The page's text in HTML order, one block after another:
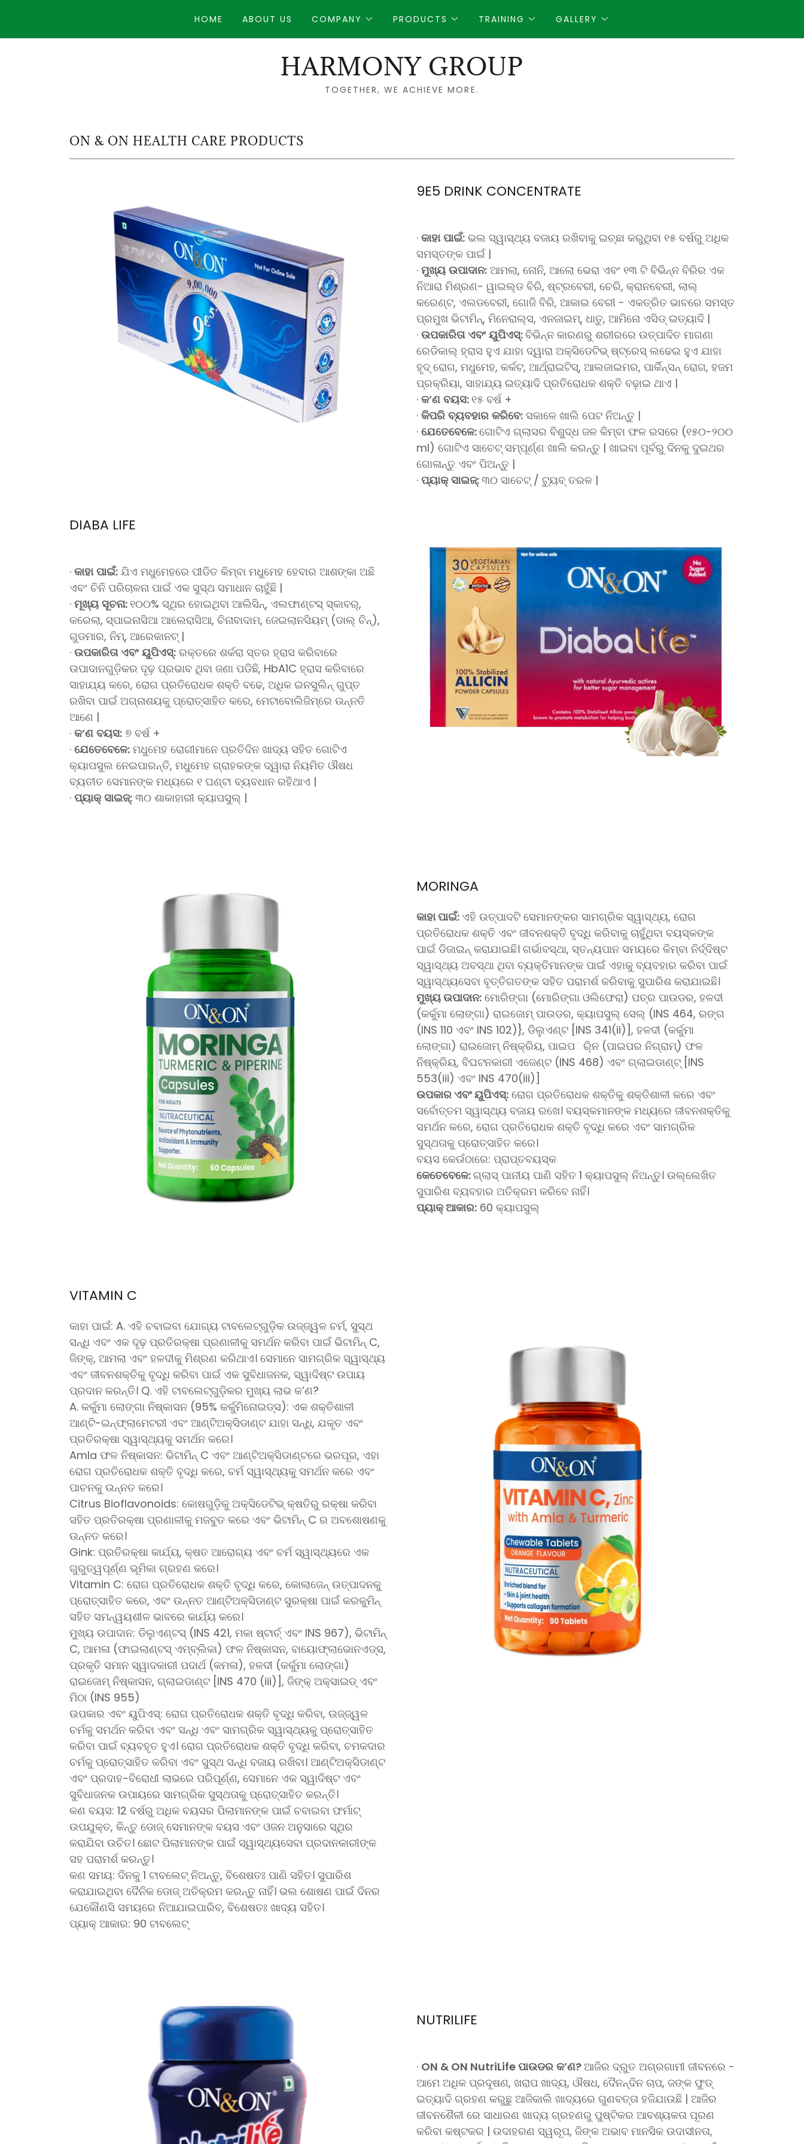
HOME ABOUT US COMPANY PRODUCTS TRAINING GALLERY
HARMONY GROUP
TOGETHER, WE ACHIEVE MORE.
ON & ON HEALTH CARE PRODUCTS
9E5 DRINK CONCENTRATE
· କାହା ପାଇଁ: ଭଲ ସ୍ୱାସ୍ଥ୍ୟ ବଜାୟ ରଖିବାକୁ ଇଚ୍ଛା କରୁଥିବା ୧୫ ବର୍ଷରୁ ଅଧିକ
ସମସ୍ତଙ୍କ ପାଇଁ |
· ମୁଖ୍ୟ ଉପାଦାନ: ଆମଲା, ନୋନି, ଆଲୋ ଭେରା ଏବଂ ୧୩ ଟି ବିଭିନ୍ନ ବିରିର ଏକ
ନିଆରା ମିଶ୍ରଣ- ୱାଇଲ୍ଡ ବିରି, ଷ୍ଟ୍ରବେରୀ, ଚେରି, କ୍ରାନବେରୀ, ଲାଲ୍
କରେଣ୍ଟ, ଏଲଡବେରୀ, ଗୋଜି ବିରି, ଆକାଇ ବେରୀ - ଏକତ୍ରିତ ଭାବରେ ସମସ୍ତ
ପ୍ରମୁଖ ଭିଟାମିନ୍, ମିନେରାଲ୍ସ, ଏନଜାଇମ୍, ଧାତୁ, ଆମିନୋ ଏସିଡ୍ ଇତ୍ୟାଦି |
· ଉପକାରିତା ଏବଂ ୟୁପିଏସ୍:ବିଭିନ୍ନ କାରଣରୁ ଶରୀରରେ ଉତ୍ପାଦିତ ମାଗଣା
ରେଡିକାଲ୍ ହ୍ରାସ ହୁଏ ଯାହା ଦ୍ୱାରା ଅକ୍ସିଡେଟିଭ୍ ଷ୍ଟ୍ରେସ୍ ଲଢେଇ ହୁଏ ଯାହା
ହୃଦ୍ ରୋଗ, ମଧୁମେହ, କର୍କଟ, ଆର୍ଥ୍ରାଇଟିସ୍, ଆଲଜାଇମର, ପାର୍କିନ୍ସନ୍ ରୋଗ, ହଜମ
ପ୍ରକ୍ରିୟା, ସାହାଯ୍ୟ ଇତ୍ୟାଦି ପ୍ରତିରୋଧକ ଶକ୍ତି ବଢ଼ାଇ ଥାଏ |
· କ’ଣ ବୟସ: ୧୫ ବର୍ଷ +
· କିପରି ବ୍ୟବହାର କରିବେ: ସକାଳେ ଖାଲି ପେଟ ନିଅନ୍ତୁ |
· ଯେତେବେଳେ:ଗୋଟିଏ ଗ୍ଲାସର ବିଶୁଦ୍ଧ ଜଳ କିମ୍ବା ଫଳ ରସରେ (୧୫୦-୨୦୦
ml) ଗୋଟିଏ ସାଚେଟ୍ ସମ୍ପୂର୍ଣ୍ଣ ଖାଲି କରନ୍ତୁ | ଖାଇବା ପୂର୍ବରୁ ଦିନକୁ ଦୁଇଥର
ଗୋଳାନ୍ତୁ ଏବଂ ପିଅନ୍ତୁ |
· ପ୍ୟାକ୍ ସାଇଜ୍:୩୦ ସାଚେଟ୍ / ଟ୍ୟୁବ୍ ତରଳ |
DIABA LIFE
· କାହା ପାଇଁ: ଯିଏ ମଧୁମେହରେ ପୀଡିତ କିମ୍ବା ମଧୁମେହ ହେବାର ଆଶଙ୍କା ଅଛି
ଏବଂ ଚିନି ପରିଚାଳନା ପାଇଁ ଏକ ସୁସ୍ଥ ସମାଧାନ ଚାହୁଁଛି |
· ମୂଖ୍ୟ ସୂଚନା: ୧୦୦% ସ୍ଥିର ହୋଇଥିବା ଆଲିସିନ୍, ଏଲଫାଣ୍ଟସ୍ ସ୍କାବର୍,
କରେଲା, ସ୍ପାଇନାସିଆ ଆଲେରାସିଆ, ଚିନାବାଦାମ, ଜେଇଲାନସିୟମ୍ (ଡାଲ୍ ଚିନ୍),
ଗୁଡମାର, ନିମ୍, ଆରେକାନଟ୍ |
· ଉପକାରିତା ଏବଂ ୟୁପିଏସ୍: ରକ୍ତରେ ଶର୍କରା ସ୍ତର ହ୍ରାସ କରିବାରେ
ଉପାଦାନଗୁଡ଼ିକର ଦୃଢ଼ ପ୍ରଭାବ ଥିବା ଜଣା ପଡିଛି, HbA1C ହ୍ରାସ କରିବାରେ
ସାହାଯ୍ୟ କରେ, ରୋଗ ପ୍ରତିରୋଧକ ଶକ୍ତି ବଢେ, ଅଧିକ ଇନସୁଲିନ୍ ଗୁପ୍ତ
ରଖିବା ପାଇଁ ଅଗ୍ନାଶୟକୁ ପ୍ରୋତ୍ସାହିତ କରେ, ମେଟାବୋଲିଜିମ୍ରେ ଉନ୍ନତି
ଆଣେ |
· କ’ଣ ବୟସ: ୭ ବର୍ଷ +
· ଯେତେବେଳେ: ମଧୁମେହ ରୋଗୀମାନେ ପ୍ରତିଦିନ ଖାଦ୍ୟ ସହିତ ଗୋଟିଏ
କ୍ୟାପସୁଲ ନେଇପାରନ୍ତି, ମଧୁମେହ ଗ୍ରାହକଙ୍କ ଦ୍ୱାରା ନିୟମିତ ଔଷଧ
ବ୍ୟତୀତ ସେମାନଙ୍କ ମଧ୍ୟରେ ୧ ଘଣ୍ଟା ବ୍ୟବଧାନ ରହିଥାଏ |
· ପ୍ୟାକ୍ ସାଇଜ୍: ୩୦ ଶାକାହାରୀ କ୍ୟାପସୁଲ୍ |
MORINGA
କାହା ପାଇଁ:ଏହି ଉତ୍ପାଦଟି ସେମାନଙ୍କର ସାମଗ୍ରିକ ସ୍ୱାସ୍ଥ୍ୟ, ରୋଗ
ପ୍ରତିରୋଧକ ଶକ୍ତି ଏବଂ ଜୀବନଶକ୍ତି ବୃଦ୍ଧି କରିବାକୁ ଚାହୁଁଥିବା ବୟସ୍କଙ୍କ
ପାଇଁ ଡିଜାଇନ୍ କରାଯାଇଛି। ଗର୍ଭାବସ୍ଥା, ସ୍ତନ୍ୟପାନ ସମୟରେ କିମ୍ବା ନିର୍ଦ୍ଦିଷ୍ଟ
ସ୍ୱାସ୍ଥ୍ୟ ଅବସ୍ଥା ଥିବା ବ୍ୟକ୍ତିମାନଙ୍କ ପାଇଁ ଏହାକୁ ବ୍ୟବହାର କରିବା ପାଇଁ
ସ୍ୱାସ୍ଥ୍ୟସେବା ବୃତ୍ତିଗତଙ୍କ ସହିତ ପରାମର୍ଶ କରିବାକୁ ସୁପାରିଶ କରାଯାଇଛି।
ମୁଖ୍ୟ ଉପାଦାନ: ମୋରିଙ୍ଗା (ମୋରିଙ୍ଗା ଓଲିଫେରା) ପତ୍ର ପାଉଡର, ହଳଦୀ
(କର୍କୁମା ଲୋଙ୍ଗା) ରାଇଜୋମ୍ ପାଉଡର, କ୍ୟାପସୁଲ୍ ସେଲ୍ (INS 464, ରଙ୍ଗ
(INS 110 ଏବଂ INS 102)}, ଡିଲୁଏଣ୍ଟ [INS 341(ii)], ହଳଦୀ (କର୍କୁମା
ଲୋଙ୍ଗା) ରାଇଜୋମ୍ ନିଷ୍କ୍ରିୟ, ପାଇପର୍ିନ (ପାଇପର ନିଗ୍ରାମ୍) ଫଳ
ନିଷ୍କ୍ରିୟ, ବିଘଟନକାରୀ ଏଜେଣ୍ଟ (INS 468) ଏବଂ ଗ୍ଲାଇଡାଣ୍ଟ୍ [INS
553(iii) ଏବଂ INS 470(iii)]
ଉପକାର ଏବଂ ୟୁପିଏସ୍: ରୋଗ ପ୍ରତିରୋଧକ ଶକ୍ତିକୁ ଶକ୍ତିଶାଳୀ କରେ ଏବଂ
ସର୍ବୋତ୍ତମ ସ୍ୱାସ୍ଥ୍ୟ ବଜାୟ ରଖେ। ବୟସ୍କମାନଙ୍କ ମଧ୍ୟରେ ଜୀବନଶକ୍ତିକୁ
ସମର୍ଥନ କରେ, ରୋଗ ପ୍ରତିରୋଧକ ଶକ୍ତି ବୃଦ୍ଧି କରେ ଏବଂ ସାମଗ୍ରିକ
ସୁସ୍ଥତାକୁ ପ୍ରୋତ୍ସାହିତ କରେ।
ବୟସ କେଉଁଠାରେ: ପ୍ରାପ୍ତବୟସ୍କ
କେତେବେଳେ:ଗ୍ଲାସ୍ ପାନୀୟ ପାଣି ସହିତ 1 କ୍ୟାପସୁଲ୍ ନିଅନ୍ତୁ। ଉଲ୍ଲେଖିତ
ସୁପାରିଶ ବ୍ୟବହାର ଅତିକ୍ରମ କରିବେ ନାହିଁ।
ପ୍ୟାକ୍ ଆକାର: 60 କ୍ୟାପସୁଲ୍
VITAMIN C
କାହା ପାଇଁ: A. ଏହି ଚବାଇବା ଯୋଗ୍ୟ ଟାବଲେଟ୍‌ଗୁଡ଼ିକ ଉଜ୍ଜ୍ୱଳ ଚର୍ମ, ସୁସ୍ଥ
ସନ୍ଧି ଏବଂ ଏକ ଦୃଢ଼ ପ୍ରତିରକ୍ଷା ପ୍ରଣାଳୀକୁ ସମର୍ଥନ କରିବା ପାଇଁ ଭିଟାମିନ୍ C,
ଜିଙ୍କ୍, ଆମଲା ଏବଂ ହଳଦୀକୁ ମିଶ୍ରଣ କରିଥାଏ। ସେମାନେ ସାମଗ୍ରିକ ସ୍ୱାସ୍ଥ୍ୟ
ଏବଂ ଜୀବନଶକ୍ତିକୁ ବୃଦ୍ଧି କରିବା ପାଇଁ ଏକ ସୁବିଧାଜନକ, ସ୍ୱାଦିଷ୍ଟ ଉପାୟ
ପ୍ରଦାନ କରନ୍ତି। Q. ଏହି ଟାବଲେଟ୍‌ଗୁଡ଼ିକର ମୁଖ୍ୟ ଲାଭ କ’ଣ?
A. କର୍କୁମା ଲୋଙ୍ଗା ନିଷ୍କାସନ (95% କର୍କୁମିନୋଇଡ୍ସ): ଏକ ଶକ୍ତିଶାଳୀ
ଆଣ୍ଟି-ଇନ୍ଫ୍ଲାମେଟରୀ ଏବଂ ଆଣ୍ଟିଅକ୍ସିଡାଣ୍ଟ ଯାହା ସନ୍ଧି, ଯକୃତ ଏବଂ
ପ୍ରତିରକ୍ଷା ସ୍ୱାସ୍ଥ୍ୟକୁ ସମର୍ଥନ କରେ।
Amla ଫଳ ନିଷ୍କାସନ: ଭିଟାମିନ୍ C ଏବଂ ଆଣ୍ଟିଅକ୍ସିଡାଣ୍ଟରେ ଭରପୂର, ଏହା
ରୋଗ ପ୍ରତିରୋଧକ ଶକ୍ତି ବୃଦ୍ଧି କରେ, ଚର୍ମ ସ୍ୱାସ୍ଥ୍ୟକୁ ସମର୍ଥନ କରେ ଏବଂ
ପାଚନକୁ ଉନ୍ନତ କରେ।
Citrus Bioflavonoids: କୋଷଗୁଡ଼ିକୁ ଅକ୍ସିଡେଟିଭ୍ କ୍ଷତିରୁ ରକ୍ଷା କରିବା
ସହିତ ପ୍ରତିରକ୍ଷା ପ୍ରଣାଳୀକୁ ମଜବୁତ କରେ ଏବଂ ଭିଟାମିନ୍ C ର ଅବଶୋଷଣକୁ
ଉନ୍ନତ କରେ।
Gink: ପ୍ରତିରକ୍ଷା କାର୍ଯ୍ୟ, କ୍ଷତ ଆରୋଗ୍ୟ ଏବଂ ଚର୍ମ ସ୍ୱାସ୍ଥ୍ୟରେ ଏକ
ଗୁରୁତ୍ୱପୂର୍ଣ୍ଣ ଭୂମିକା ଗ୍ରହଣ କରେ।
Vitamin C: ରୋଗ ପ୍ରତିରୋଧକ ଶକ୍ତି ବୃଦ୍ଧି କରେ, କୋଲାଜେନ୍ ଉତ୍ପାଦନକୁ
ପ୍ରୋତ୍ସାହିତ କରେ, ଏବଂ ଉନ୍ନତ ଆଣ୍ଟିଅକ୍ସିଡାଣ୍ଟ ସୁରକ୍ଷା ପାଇଁ କରକୁମିନ୍
ସହିତ ସମନ୍ୱୟଶୀଳ ଭାବରେ କାର୍ଯ୍ୟ କରେ।
ମୁଖ୍ୟ ଉପାଦାନ: ଡିଲୁଏଣ୍ଟସ୍ (INS 421, ମକା ଷ୍ଟାର୍ଚ୍ ଏବଂ INS 967), ଭିଟାମିନ୍
C, ଆମଳା (ଫାଇଲାଣ୍ଟସ୍ ଏମ୍ବ୍ଲିକା) ଫଳ ନିଷ୍କାସନ, ବାୟୋଫ୍ଲାଭୋନଏଡ୍ସ,
ପ୍ରକୃତି ସମାନ ସ୍ୱାଦକାରୀ ପଦାର୍ଥ (କମଳା), ହଳଦୀ (କର୍କୁମା ଲୋଙ୍ଗା)
ରାଇଜୋମ୍ ନିଷ୍କାସନ, ଗ୍ଲାଇଡାଣ୍ଟ [INS 470 (iii)], ଜିଙ୍କ୍ ଅକ୍ସାଇଡ୍ ଏବଂ
ମିଠା (INS 955)
ଉପକାର ଏବଂ ୟୁପିଏସ୍: ରୋଗ ପ୍ରତିରୋଧକ ଶକ୍ତି ବୃଦ୍ଧି କରିବା, ଉଜ୍ଜ୍ୱଳ
ଚର୍ମକୁ ସମର୍ଥନ କରିବା ଏବଂ ସନ୍ଧି ଏବଂ ସାମଗ୍ରିକ ସ୍ୱାସ୍ଥ୍ୟକୁ ପ୍ରୋତ୍ସାହିତ
କରିବା ପାଇଁ ବ୍ୟବହୃତ ହୁଏ। ରୋଗ ପ୍ରତିରୋଧକ ଶକ୍ତି ବୃଦ୍ଧି କରିବା, ଚମକଦାର
ଚର୍ମକୁ ପ୍ରୋତ୍ସାହିତ କରିବା ଏବଂ ସୁସ୍ଥ ସନ୍ଧି ବଜାୟ ରଖିବା। ଆଣ୍ଟିଅକ୍ସିଡାଣ୍ଟ
ଏବଂ ପ୍ରଦାହ-ବିରୋଧୀ ଲାଭରେ ପରିପୂର୍ଣ୍ଣ, ସେମାନେ ଏକ ସ୍ୱାଦିଷ୍ଟ ଏବଂ
ସୁବିଧାଜନକ ଉପାୟରେ ସାମଗ୍ରିକ ସୁସ୍ଥତାକୁ ପ୍ରୋତ୍ସାହିତ କରନ୍ତି।
କଣ ବୟସ: 12 ବର୍ଷରୁ ଅଧିକ ବୟସର ପିଲାମାନଙ୍କ ପାଇଁ ଚବାଇବା ଫର୍ମାଟ୍
ଉପଯୁକ୍ତ, କିନ୍ତୁ ଡୋଜ୍ ସେମାନଙ୍କ ବୟସ ଏବଂ ଓଜନ ଅନୁସାରେ ସ୍ଥିର
କରାଯିବା ଉଚିତ। ଛୋଟ ପିଲାମାନଙ୍କ ପାଇଁ ସ୍ୱାସ୍ଥ୍ୟସେବା ପ୍ରଦାନକାରୀଙ୍କ
ସହ ପରାମର୍ଶ କରନ୍ତୁ।
କଣ ସମୟ: ଦିନକୁ 1 ଟାବଲେଟ୍ ନିଅନ୍ତୁ, ବିଶେଷତଃ ପାଣି ସହିତ। ସୁପାରିଶ
କରାଯାଇଥିବା ଦୈନିକ ଡୋଜ୍ ଅତିକ୍ରମ କରନ୍ତୁ ନାହିଁ। ଭଲ ଶୋଷଣ ପାଇଁ ଦିନର
ଯେକୌଣସି ସମୟରେ ନିଆଯାଇପାରିବ, ବିଶେଷତଃ ଖାଦ୍ୟ ସହିତ।
ପ୍ୟାକ୍ ଆକାର: 90 ଟାବଲେଟ୍
NUTRILIFE
· ON & ON NutriLife ପାଉଡର କ’ଣ?ଆଜିର ଦ୍ରୁତ ଅଗ୍ରଗାମୀ ଜୀବନରେ -
ଆମେ ଅଧିକ ପ୍ରଦୂଷଣ, ଖରାପ ଖାଦ୍ୟ, ଔଷଧ, ଦୈନନ୍ଦିନ ଚାପ, ଜଙ୍କ ଫୁଡ୍
ଇତ୍ୟାଦି ଗ୍ରହଣ କରୁଛୁ ଆଜିକାଲି ଖାଦ୍ୟରେ ଗୁଣବତ୍ତା ହଜିଯାଉଛି | ଆଜିର
ଜୀବନଶୈଳୀ ରେ ସାଧାରଣ ଖାଦ୍ୟ ଗ୍ରହଣରୁ ପୁଷ୍ଟିକର ଆବଶ୍ୟକତା ପୂରଣ
କରିବା କଷ୍ଟକର | ଉଦାହରଣ ସ୍ୱରୂପ, ଜିଙ୍କ ଅଭାବ ମାନସିକ ଉଦାସୀନତା,